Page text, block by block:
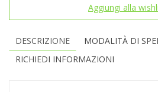
Aggiungi alla
DESCRIZIONE
MODALITÀ DI
RICHIEDI INFORMAZIONI